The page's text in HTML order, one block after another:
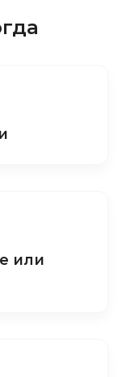
или